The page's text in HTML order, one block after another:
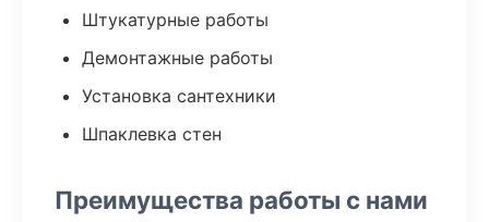
Штукатурные работы
Демонтажные работы
Установка сантехники
Шпаклевка стен
Преимущества работы с нами